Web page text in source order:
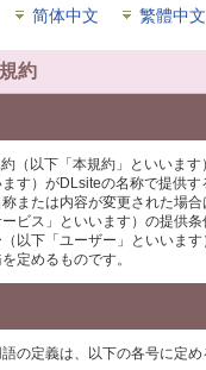
简体中文 繁體中文
約
（以下「本規約」といいます
す）がDLsiteの名称で提供
または内容が変更された場
ビス」といいます）の提供
以下「ユーザー」といいま
定めるものです。
の定義は、以下の各号に定め